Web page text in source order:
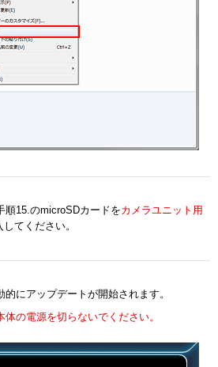
順15.のmicroSDカードをカメラユニット用
してください。
にアップデートが開始されます。
の電源を切らないでください。